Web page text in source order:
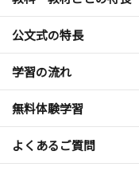
公文式の特長
学習の流れ
無料体験学習
よくあるご質問